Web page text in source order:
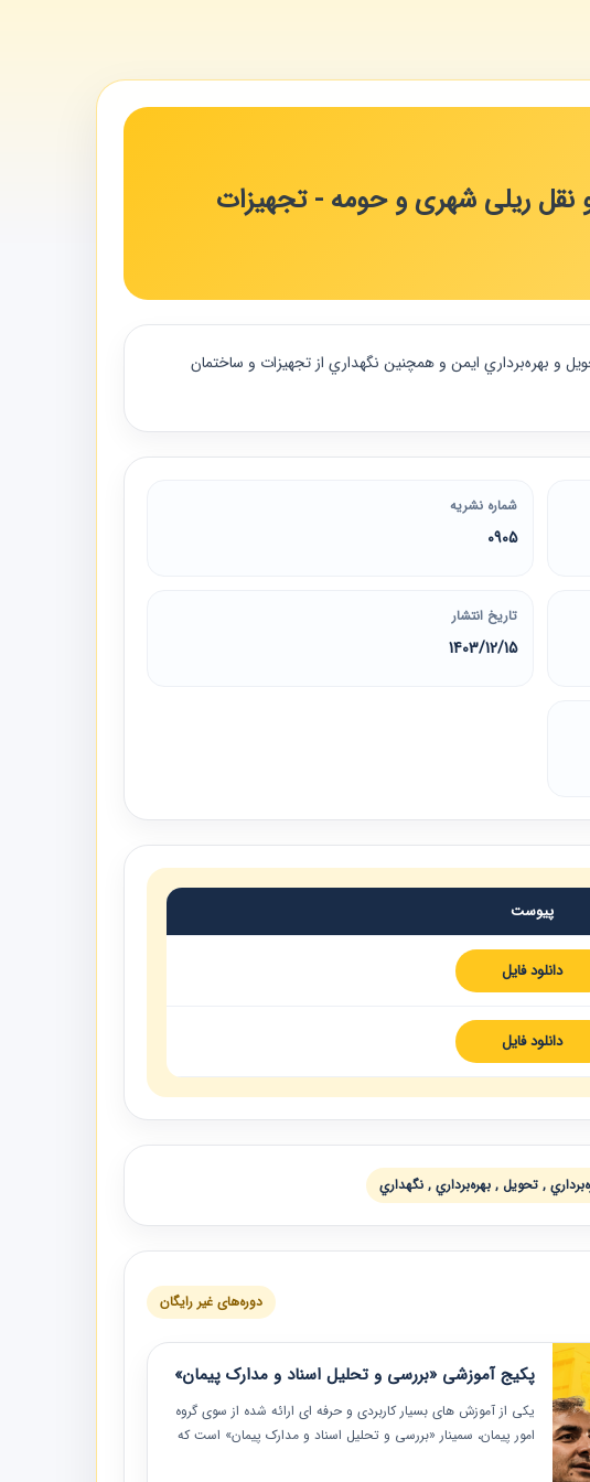
نقل ریلی شهری و حومه - تجهیزات
و بهره‌برداري ايمن و همچنين نگهداري از تجهيزات و ساختمان
شماره نشریه
0905
تاریخ انتشار
1403/12/15
پیوست
دانلود فایل
دانلود فایل
, تحويل , بهره‌برداري , نگهداري
دوره‌های غیر رایگان
پکیج آموزشی «بررسی و تحلیل اسناد و مدارک پیمان»
یکی از آموزش‏‏‏‏‏‏ های بسیار کاربردی و حرفه‏ ای ارائه شده از سوی گروه
امور پیمان، سمینار «بررسی و تحلیل اسناد و مدارک پیمان» است که